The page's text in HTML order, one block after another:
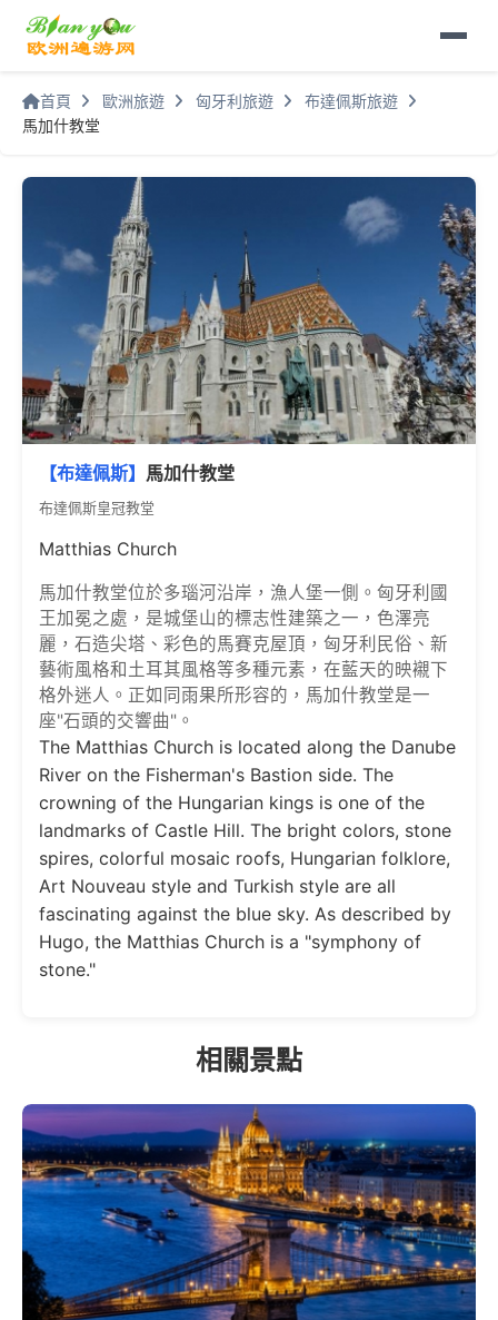
首頁 歐洲旅遊 匈牙利旅遊
布達佩斯旅遊
馬加什教堂
【布達佩斯】 馬加什教堂
布達佩斯皇冠教堂
Matthias Church
馬加什教堂位於多瑙河沿岸，漁人堡一側。匈牙利國
王加冕之處，是城堡山的標志性建築之一，色澤亮
麗，石造尖塔、彩色的馬賽克屋頂，匈牙利民俗、新
藝術風格和土耳其風格等多種元素，在藍天的映襯下
格外迷人。正如同雨果所形容的，馬加什教堂是一
座"石頭的交響曲"。
The Matthias Church is located along the Danube
River on the Fisherman's Bastion side. The
crowning of the Hungarian kings is one of the
landmarks of Castle Hill. The bright colors, stone
spires, colorful mosaic roofs, Hungarian folklore,
Art Nouveau style and Turkish style are all
fascinating against the blue sky. As described by
Hugo, the Matthias Church is a "symphony of
stone."
相關景點